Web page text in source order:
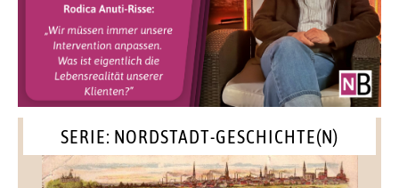
SERIE: NORDSTADT-GESCHICHTE(N)